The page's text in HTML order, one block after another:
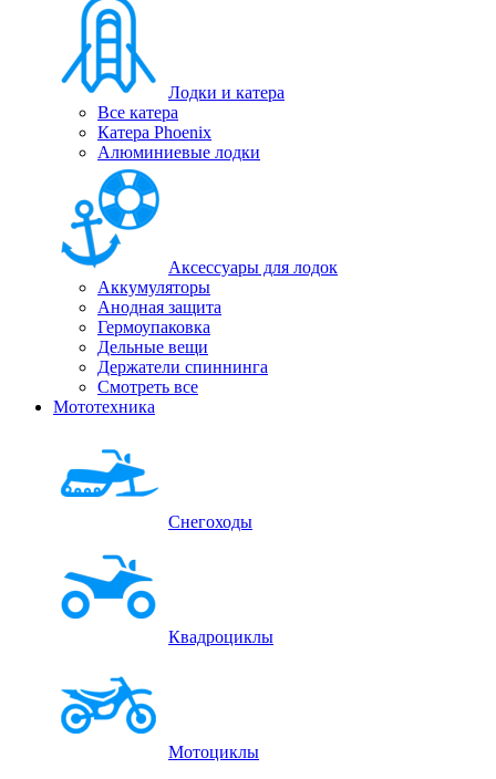
Лодки и катера
Все катера
Катера Phoenix
Алюминиевые лодки
Аксессуары для лодок
Аккумуляторы
Анодная защита
Гермоупаковка
Дельные вещи
Держатели спиннинга
Смотреть все
Мототехника
Снегоходы
Квадроциклы
Мотоциклы